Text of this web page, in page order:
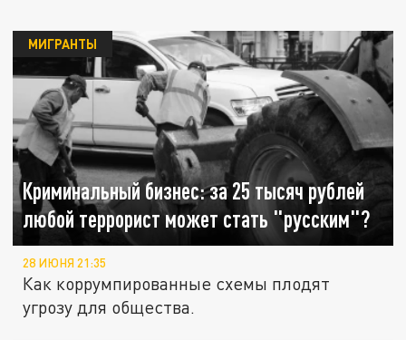
Криминальный бизнес: за 25 тысяч рублей
любой террорист может стать "русским"?
МИГРАНТЫ
28 ИЮНЯ 21:35
Как коррумпированные схемы плодят
угрозу для общества.